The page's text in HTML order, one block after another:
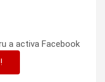
a activa Facebook